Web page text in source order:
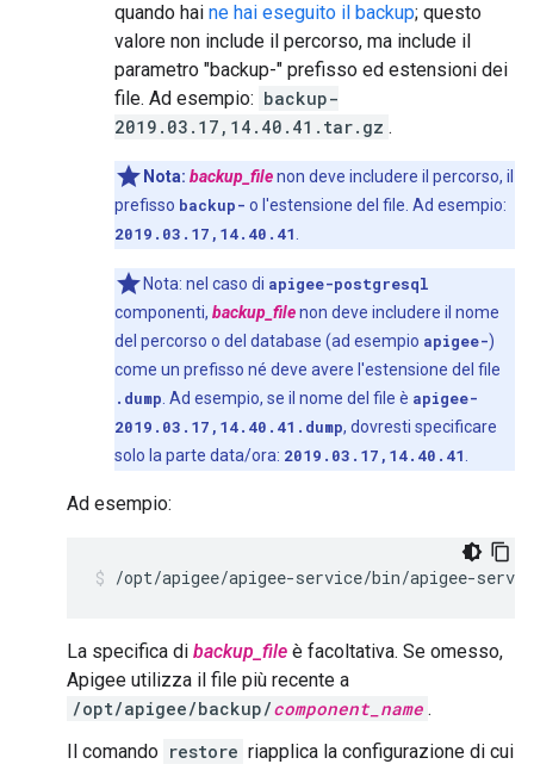
quando hai ne hai eseguito il backup; questo
valore non include il percorso, ma include il
parametro "backup-" prefisso ed estensioni dei
file. Ad esempio: backup-
2019.03.17,14.40.41.tar.gz .
Nota: backup_filenon deve includere il percorso, il
prefisso backup- o l'estensione del file. Ad esempio:
2019.03.17,14.40.41
Nota: nel caso di apigee-postgresql
componenti, backup_filenon deve includere il nome
del percorso o del database (ad esempio apigee-)
come un prefisso né deve avere l'estensione del file
.dump . Ad esempio, se il nome del file è apigee-
2019.03.17,14.40.41.dump, dovresti specificare
solo la parte data/ora: 2019.03.17,14.40.41
Ad esempio:
/opt/apigee/apigee-service/bin/apigee-
La specifica di backup_file è facoltativa. Se omesso,
Apigee utilizza il file più recente a
/opt/apigee/backup/component_name .
Il comando restore riapplica la configurazione di cui